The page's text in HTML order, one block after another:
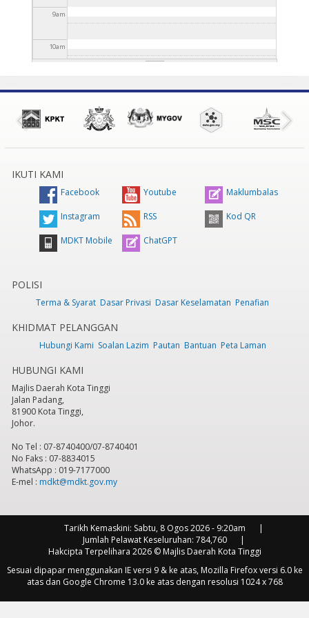
9am
10am
2pm
3pm
pm
6pm
8 pm
9 pm
11pm
IKUTI KAMI
Facebook Youtube Maklumbalas
Instagram RSS Kod QR
MDKT Mobile ChatGPT
POLISI
Terma & Syarat Dasar Privasi Dasar Keselamatan Penafian
KHIDMAT PELANGGAN
Hubungi Kami Soalan Lazim Pautan Bantuan Peta Laman
HUBUNGI KAMI
Majlis Daerah Kota Tinggi
Jalan Padang,
81900 Kota Tinggi,
Johor.
No Tel : 07-8740400/07-8740401
No Faks : 07-8834015
WhatsApp : 019-7177000
E-mel : mdkt@mdkt.gov.my
Tarikh Kemaskini: Sabtu, 8 Ogos 2026 - 9:20am
Jumlah Pelawat Keseluruhan: 784,760
Hakcipta Terpelihara 2026 © Majlis Daerah Kota Tinggi
Sesuai dipapar menggunakan IE versi 9 & ke atas, Mozilla Firefox versi 6.0 ke
atas dan Google Chrome 13.0 ke atas dengan resolusi 1024 x 768